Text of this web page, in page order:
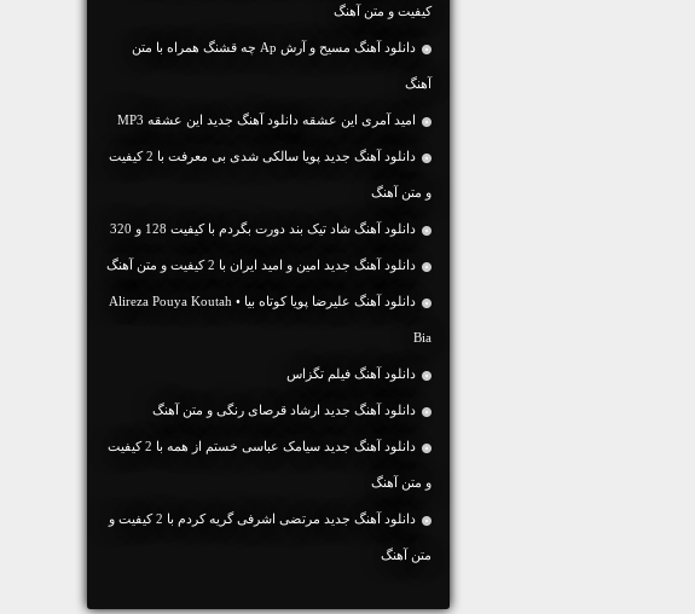
کیفیت و متن آهنگ
دانلود آهنگ مسیح و آرش Ap چه قشنگ همراه با متن
آهنگ
امید آمری این عشقه دانلود آهنگ جدید این عشقه MP3
دانلود آهنگ جديد پویا سالکی شدی بی معرفت با 2 کیفیت
و متن آهنگ
دانلود آهنگ شاد تیک بند دورت بگردم با کیفیت 128 و 320
دانلود آهنگ جديد امین و امید ایران با 2 کیفیت و متن آهنگ
دانلود آهنگ علیرضا پویا کوتاه بیا • Alireza Pouya Koutah
Bia
دانلود آهنگ فیلم تگزاس
دانلود آهنگ جديد ارشاد قرصای رنگی و متن آهنگ
دانلود آهنگ جديد سیامک عباسی خستم از همه با 2 کیفیت
و متن آهنگ
دانلود آهنگ جديد مرتضی اشرفی گریه کردم با 2 کیفیت و
متن آهنگ